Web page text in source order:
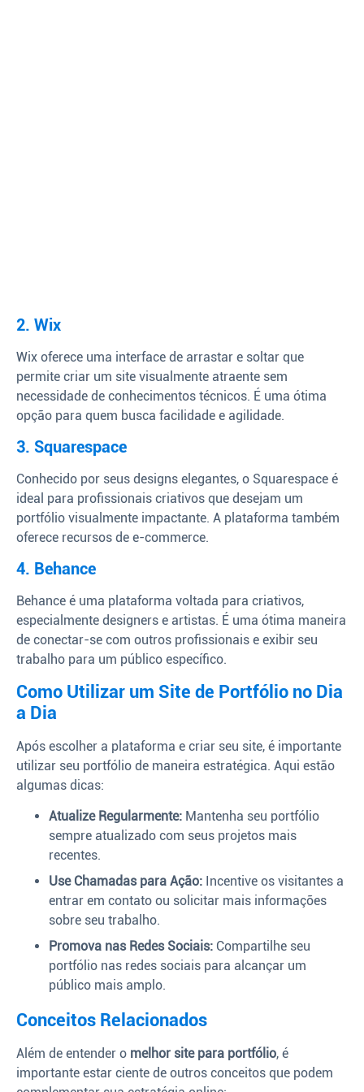
2. Wix
Wix oferece uma interface de arrastar e soltar que
permite criar um site visualmente atraente sem
necessidade de conhecimentos técnicos. É uma ótima
opção para quem busca facilidade e agilidade.
3. Squarespace
Conhecido por seus designs elegantes, o Squarespace é
ideal para profissionais criativos que desejam um
portfólio visualmente impactante. A plataforma também
oferece recursos de e-commerce.
4. Behance
Behance é uma plataforma voltada para criativos,
especialmente designers e artistas. É uma ótima maneira
de conectar-se com outros profissionais e exibir seu
trabalho para um público específico.
Como Utilizar um Site de Portfólio no Dia
a Dia
Após escolher a plataforma e criar seu site, é importante
utilizar seu portfólio de maneira estratégica. Aqui estão
algumas dicas:
Atualize Regularmente: Mantenha seu portfólio
sempre atualizado com seus projetos mais
recentes.
Use Chamadas para Ação: Incentive os visitantes a
entrar em contato ou solicitar mais informações
sobre seu trabalho.
Promova nas Redes Sociais: Compartilhe seu
portfólio nas redes sociais para alcançar um
público mais amplo.
Conceitos Relacionados
Além de entender o melhor site para portfólio, é
importante estar ciente de outros conceitos que podem